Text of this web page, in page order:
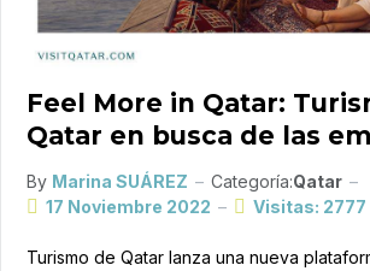
Feel More in Qatar:
Qatar en busca de las
By Marina SUÁREZ Categoría:Qatar
17 Noviembre 2022
Visitas: 2777
Turismo de Qatar lanza una nueva